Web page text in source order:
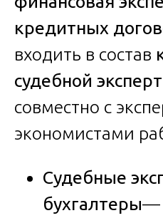
кредитных
входить в состав
судебной
совместно с
экономистами
Судебные
бухгалтеры—